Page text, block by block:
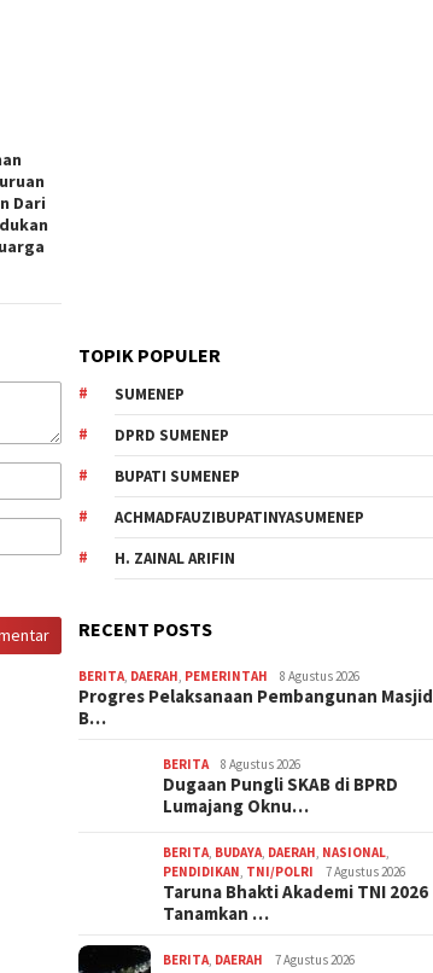
Dari
TOPIK POPULER
SUMENEP
DPRD SUMENEP
BUPATI SUMENEP
ACHMADFAUZIBUPATINYASUMENEP
H. ZAINAL ARIFIN
RECENT POSTS
BERITA, DAERAH, PEMERINTAH 8 Agustus 2026
Progres Pelaksanaan Pembangunan Masjid
B…
BERITA 8 Agustus 2026
Dugaan Pungli SKAB di BPRD
Lumajang Oknu…
BERITA, BUDAYA, DAERAH, NASIONAL,
PENDIDIKAN, TNI/POLRI 7 Agustus 2026
Taruna Bhakti Akademi TNI 2026
Tanamkan …
BERITA, DAERAH 7 Agustus 2026